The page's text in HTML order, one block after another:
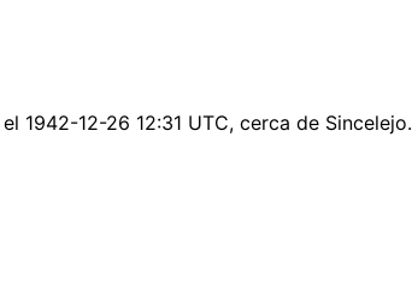
1942-12-26 12:31 UTC, cerca de Sincelejo.